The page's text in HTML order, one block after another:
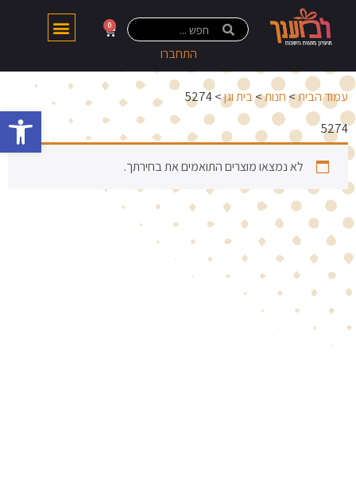
התחברו
0
עמוד הבית>חנות>בית וגן> 5274
5274
לא נמצאו מוצרים התואמים את בחירתך.